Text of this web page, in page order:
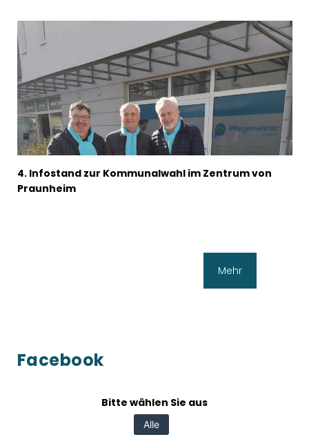
4. Infostand zur Kommunalwahl im Zentrum von
Praunheim
Mehr
Facebook
Bitte wählen Sie aus
Alle